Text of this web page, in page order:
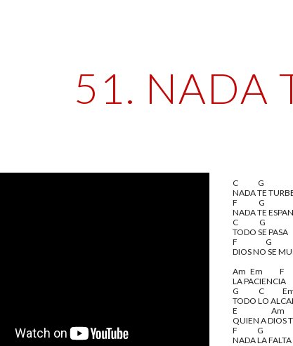
51. NADA
C              G
NADA TE
F               G
NADA TE
C               G
TODO SE PASA
F                    G
DIOS NO SE
Am   Em            F
LA PACIENCIA
G              C
TODO LO
E                        Am
QUIEN A DIOS
F              G
NADA LA FALTA